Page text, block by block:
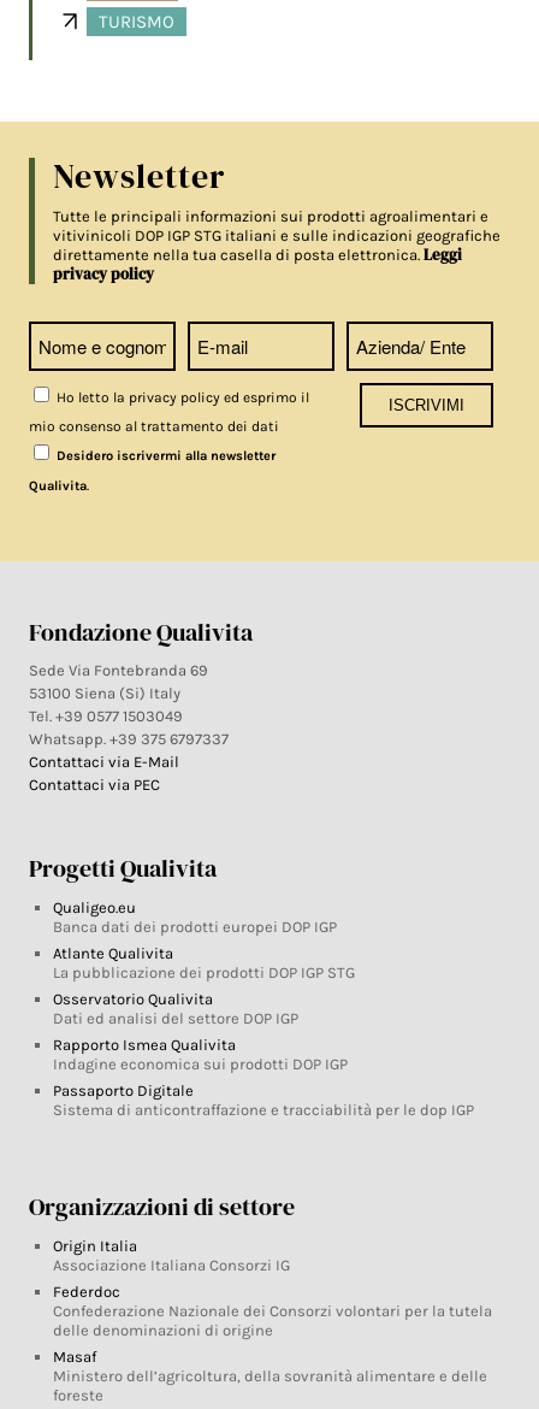
TURISMO
Newsletter
Tutte le principali informazioni sui prodotti agroalimentari e
vitivinicoli DOP IGP STG italiani e sulle indicazioni geografiche
direttamente nella tua casella di posta elettronica.Leggi
privacy policy
Ho letto la privacy policy ed esprimo il
mio consenso al trattamento dei dati
Desidero iscrivermi alla newsletter
Qualivita.
Fondazione Qualivita
Sede Via Fontebranda 69
53100 Siena (Si) Italy
Tel. +39 0577 1503049
Whatsapp. +39 375 6797337
Contattaci via E-Mail
Contattaci via PEC
Progetti Qualivita
Qualigeo.eu
Banca dati dei prodotti europei DOP IGP
Atlante Qualivita
La pubblicazione dei prodotti DOP IGP STG
Osservatorio Qualivita
Dati ed analisi del settore DOP IGP
Rapporto Ismea Qualivita
Indagine economica sui prodotti DOP IGP
Passaporto Digitale
Sistema di anticontraffazione e tracciabilità per le dop IGP
Organizzazioni di settore
Origin Italia
Associazione Italiana Consorzi IG
Federdoc
Confederazione Nazionale dei Consorzi volontari per la tutela
delle denominazioni di origine
Masaf
Ministero dell’agricoltura, della sovranità alimentare e delle
foreste